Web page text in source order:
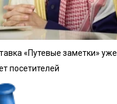
«Путевые заметки» уже
посетителей